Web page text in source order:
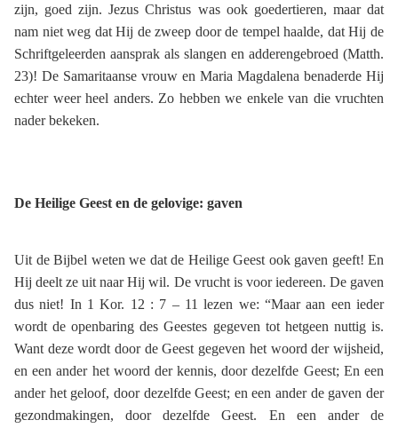
zijn, goed zijn. Jezus Christus was ook goedertieren, maar dat
nam niet weg dat Hij de zweep door de tempel haalde, dat Hij de
Schriftgeleerden aansprak als slangen en adderengebroed (Matth.
23)! De Samaritaanse vrouw en Maria Magdalena benaderde Hij
echter weer heel anders. Zo hebben we enkele van die vruchten
nader bekeken.
De Heilige Geest en de gelovige: gaven
Uit de Bijbel weten we dat de Heilige Geest ook gaven geeft! En
Hij deelt ze uit naar Hij wil. De vrucht is voor iedereen. De gaven
dus niet! In 1 Kor. 12 : 7 – 11 lezen we: “Maar aan een ieder
wordt de openbaring des Geestes gegeven tot hetgeen nuttig is.
Want deze wordt door de Geest gegeven het woord der wijsheid,
en een ander het woord der kennis, door dezelfde Geest; En een
ander het geloof, door dezelfde Geest; en een ander de gaven der
gezondmakingen, door dezelfde Geest. En een ander de